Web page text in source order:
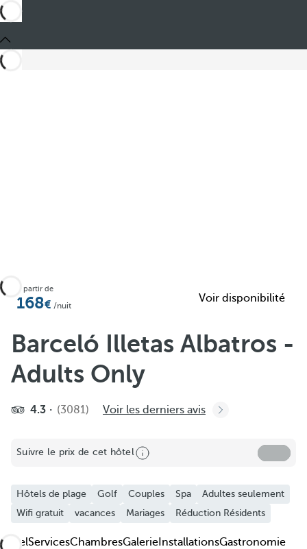
Ajouter aux favoris
Voir plus de photos et de vidéos
À partir de
168 /nuit
Voir disponibilité
Barceló Illetas Albatros -
Adults Only
4.3 (3081) Voir les derniers avis
Suivre le prix de cet hôtel
Hôtels de plage Golf Couples Spa
Adultes seulement
Wifi gratuit
vacances Mariages Réduction Résidents
HôtelServicesChambresGalerie InstallationsGastronomie